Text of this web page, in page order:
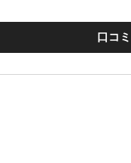
口コミ